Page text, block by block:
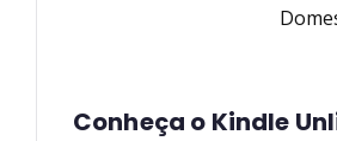
Conheça o Kindle